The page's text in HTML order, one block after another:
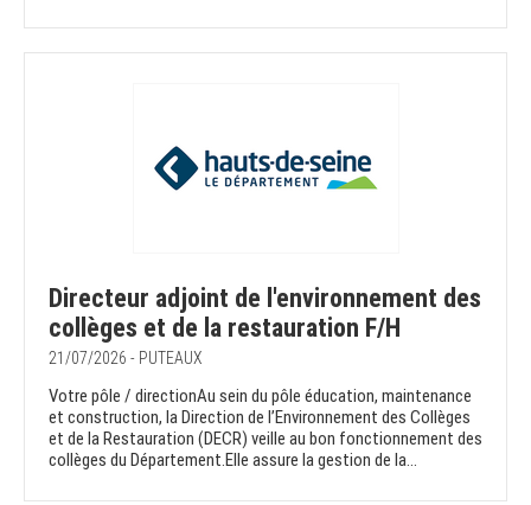
Directeur adjoint de l'environnement des
collèges et de la restauration F/H
21/07/2026 - PUTEAUX
Votre pôle / directionAu sein du pôle éducation, maintenance
et construction, la Direction de l’Environnement des Collèges
et de la Restauration (DECR) veille au bon fonctionnement des
collèges du Département.Elle assure la gestion de la...